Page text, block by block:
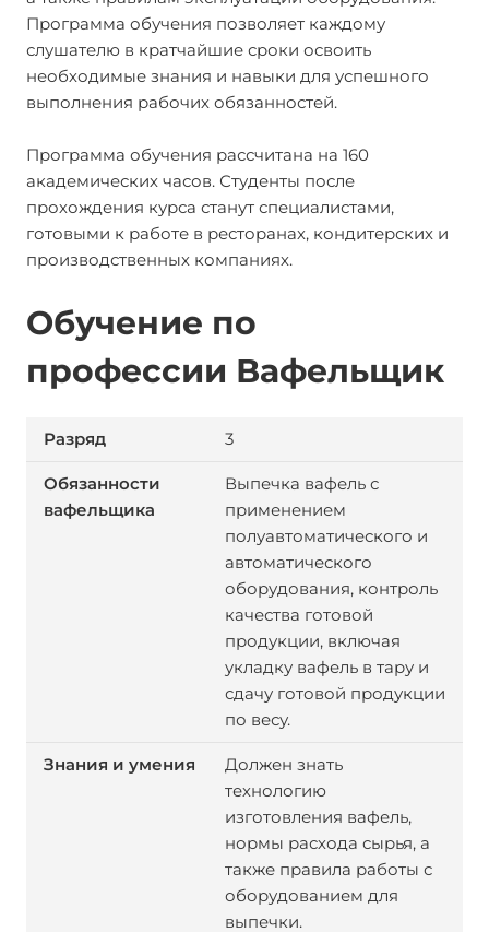
Программа обучения позволяет каждому
слушателю в кратчайшие сроки освоить
необходимые знания и навыки для успешного
выполнения рабочих обязанностей.
Программа обучения рассчитана на 160
академических часов. Студенты после
прохождения курса станут специалистами,
готовыми к работе в ресторанах, кондитерских и
производственных компаниях.
Обучение по
профессии Вафельщик
3
Выпечка вафель с
применением
полуавтоматического и
автоматического
оборудования, контроль
качества готовой
продукции, включая
укладку вафель в тару и
сдачу готовой продукции
по весу.
Должен знать
технологию
изготовления вафель,
нормы расхода сырья, а
также правила работы с
оборудованием для
выпечки.